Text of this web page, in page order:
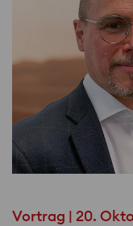
Vortrag | 20.